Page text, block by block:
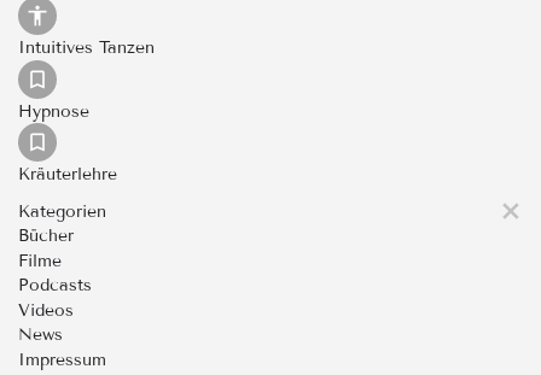
Intuitives Tanzen
Hypnose
Kräuterlehre
Kategorien
Bücher
Filme
Podcasts
Videos
News
Impressum